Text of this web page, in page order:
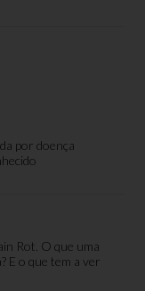
por doença
Rot. O que uma
E o que tem a ver